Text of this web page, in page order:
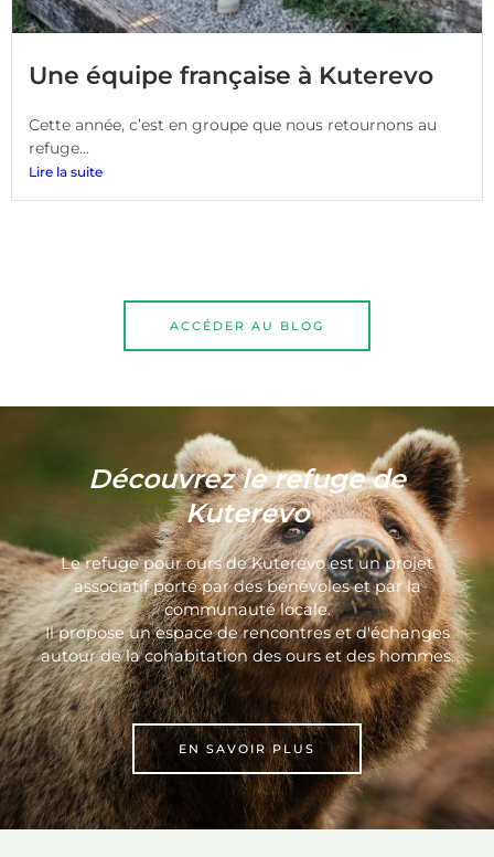
Une équipe française à Kuterevo
Cette année, c’est en groupe que nous retournons au
refuge...
Lire la suite
ACCÉDER AU BLOG
Découvrez le refuge de
Kuterevo
Le refuge pour ours de Kuterevo est un projet
associatif porté par des bénévoles et par la
communauté locale.
Il propose un espace de rencontres et d'échanges
autour de la cohabitation des ours et des hommes.
EN SAVOIR PLUS